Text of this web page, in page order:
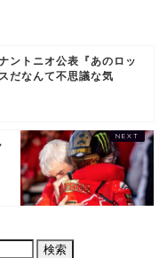
ントニオ公表『あのロッ
だなんて不思議な気